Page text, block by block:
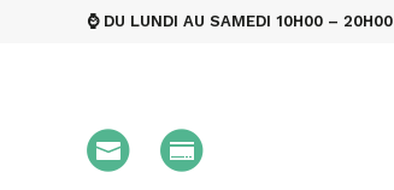
⌚ DU LUNDI AU SAMEDI 10H00 – 20H00